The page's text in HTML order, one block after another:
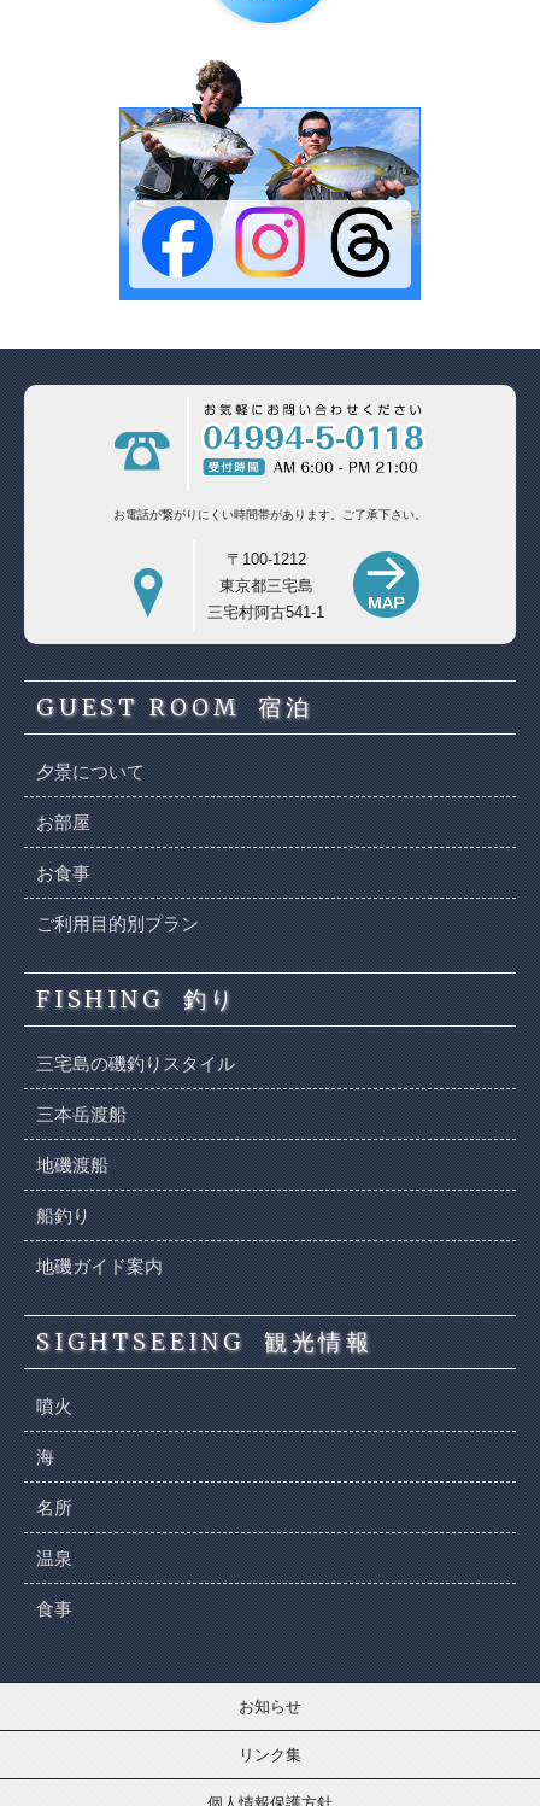
お電話が繋がりにくい時間帯があります。 ご了承下さい。
〒100-1212
東京都三宅島
三宅村阿古541-1
GUEST ROOM 宿泊
夕景について
お部屋
お食事
ご利用目的別プラン
FISHING 釣り
三宅島の磯釣りスタイル
三本岳渡船
地磯渡船
船釣り
地磯ガイド案内
SIGHTSEEING 観光情報
噴火
海
名所
温泉
食事
お知らせ
リンク集